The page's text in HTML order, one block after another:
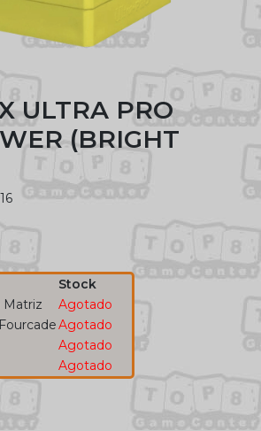
ULTRA PRO
(BRIGHT
Stock
Matriz
Agotado
Agotado
Agotado
Agotado